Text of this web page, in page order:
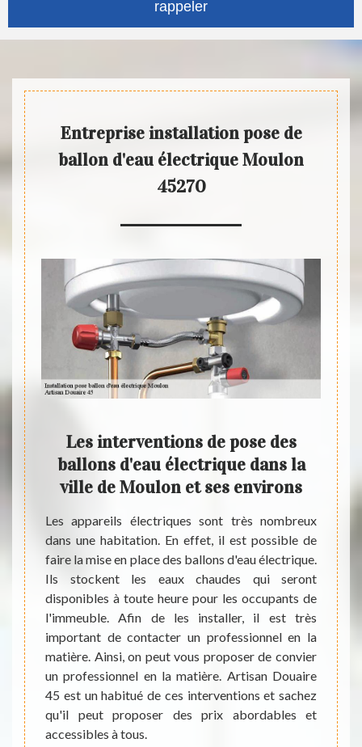
Entreprise installation pose de
ballon d'eau électrique Moulon
45270
peut
est
ou
ces
de la
Les interventions de pose des
ballons d'eau électrique dans la
ville de Moulon et ses environs
Les appareils électriques sont très nombreux
dans une habitation. En effet, il est possible de
faire la mise en place des ballons d'eau électrique.
Ils stockent les eaux chaudes qui seront
disponibles à toute heure pour les occupants de
l'immeuble. Afin de les installer, il est très
important de contacter un professionnel en la
matière. Ainsi, on peut vous proposer de convier
un professionnel en la matière. Artisan Douaire
45 est un habitué de ces interventions et sachez
qu'il peut proposer des prix abordables et
accessibles à tous.
Les
sont
de
qui a
et